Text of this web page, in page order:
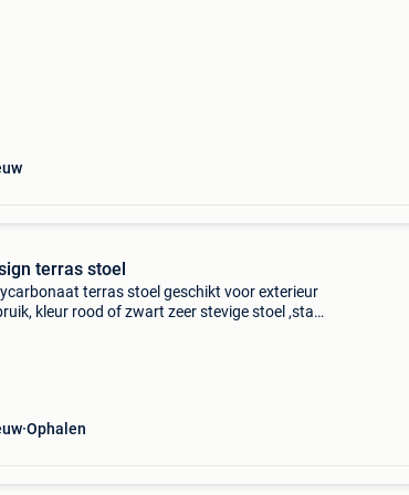
terras stoel
terras stoel geschikt voor exterieur
kleur rood of zwart zeer stevige stoel ,staat
Ophalen